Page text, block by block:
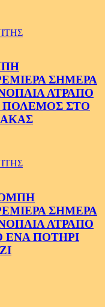
ΣΗΜΕΡΑ
ΑΤΡΑΠΟ
ΠΟΛΕΜΟΣ ΣΤΟ
ΣΗΜΕΡΑ
ΑΤΡΑΠΟ
ΕΝΑ ΠΟΤΗΡΙ